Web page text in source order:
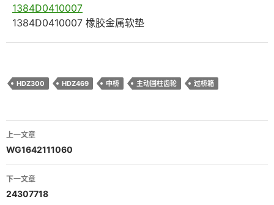
1384D0410007
1384D0410007 橡胶金属软垫
HDZ300 HDZ469 中桥 主动圆柱齿轮 过桥箱
文
章
导
航
上一文章
WG1642111060
下一文章
24307718